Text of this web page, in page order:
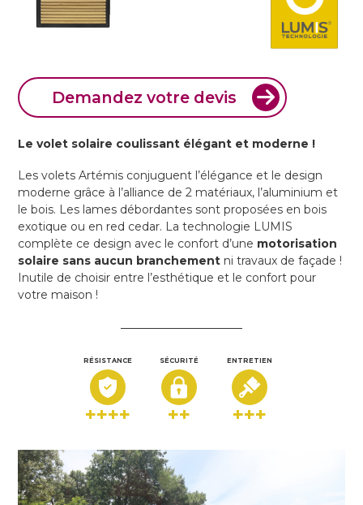
Demandez votre devis
Le volet solaire coulissant élégant et moderne !
Les volets Artémis conjuguent l’élégance et le design
moderne grâce à l’alliance de 2 matériaux, l’aluminium et
le bois. Les lames débordantes sont proposées en bois
exotique ou en red cedar. La technologie LUMIS
complète ce design avec le confort d’une motorisation
solaire sans aucun branchement ni travaux de façade !
Inutile de choisir entre l’esthétique et le confort pour
votre maison !
RÉSISTANCE SÉCURITÉ ENTRETIEN